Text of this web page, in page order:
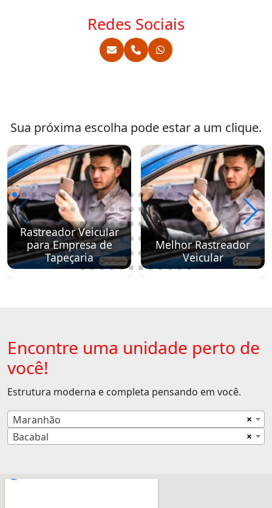
Redes Sociais
Sua próxima escolha pode estar a um clique.
Rastreador Veicular
para Empresa de
Tapeçaria
Melhor Rastreador
Veicular
Encontre uma unidade perto de
você!
Estrutura moderna e completa pensando em você.
×
Maranhão
×
Bacabal